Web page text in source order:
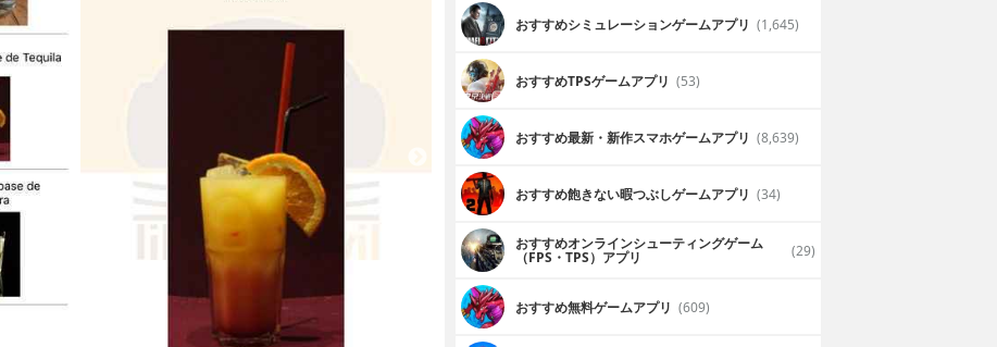
おすすめシミュレーションゲームアプリ (1,645)
おすすめTPSゲームアプリ (53)
おすすめ最新・新作スマホゲームアプリ (8,639)
おすすめ飽きない暇つぶしゲームアプリ (34)
おすすめオンラインシューティングゲーム
（FPS・TPS）アプリ (29)
おすすめ無料ゲームアプリ (609)